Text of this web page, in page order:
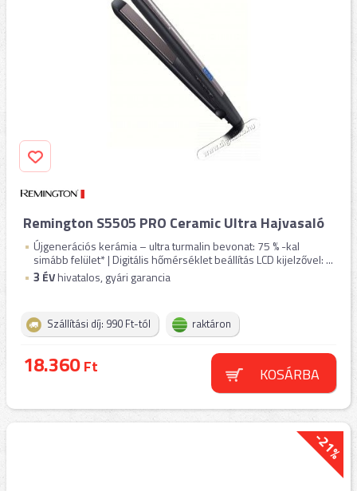
Remington S5505 PRO Ceramic Ultra Hajvasaló
Újgenerációs kerámia – ultra turmalin bevonat: 75 % -kal
simább felület* | Digitális hőmérséklet beállítás LCD kijelzővel: ...
3 ÉVhivatalos, gyári garancia
Szállítási díj: 990 Ft-tól raktáron
18.360Ft KOSÁRBA
-21%